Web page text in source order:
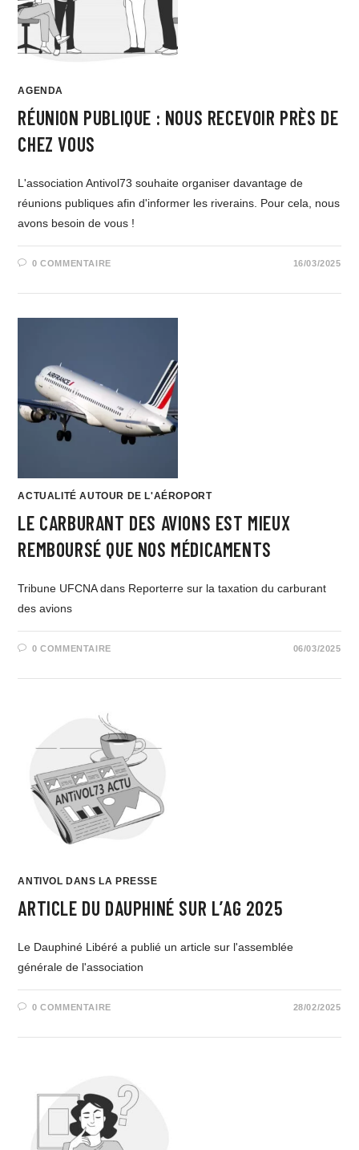
AGENDA
RÉUNION PUBLIQUE : NOUS RECEVOIR PRÈS DE
CHEZ VOUS
L'association Antivol73 souhaite organiser davantage de
réunions publiques afin d'informer les riverains. Pour cela, nous
avons besoin de vous !
0 COMMENTAIRE 16/03/2025
ACTUALITÉ AUTOUR DE L'AÉROPORT
LE CARBURANT DES AVIONS EST MIEUX
REMBOURSÉ QUE NOS MÉDICAMENTS
Tribune UFCNA dans Reporterre sur la taxation du carburant
des avions
0 COMMENTAIRE 06/03/2025
ANTIVOL DANS LA PRESSE
ARTICLE DU DAUPHINÉ SUR L’AG 2025
Le Dauphiné Libéré a publié un article sur l'assemblée
générale de l'association
0 COMMENTAIRE 28/02/2025